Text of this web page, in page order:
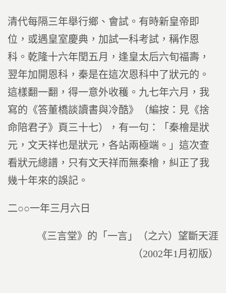
清代每隔三年舉行鄉、會試。有時新皇帝即
位，或遇皇室慶典，加試一科考試，稱作恩
科。乾隆十六年閏五月，逢皇太后六旬福壽，
翌年加開恩科，秦是在這次恩科中了狀元的。
這樣翻一翻，得一意外收穫。九七年六月，我
寫的《答董橋談讀書與冷酷》（編按：見《捨
命陪君子》頁三十七），有一句：「秦檜是狀
元，文天祥也是狀元，各站兩極端。」這次查
看狀元總譜，只有文天祥而無秦檜，糾正了我
幾十年來的誤記。
二○○一年三月六日
《三言堂》的「一言」（之六）望斷天涯
（2002年1月初版）